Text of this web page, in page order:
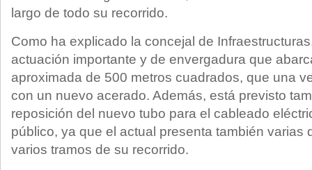
largo de todo su recorrido.
Como ha explicado la concejal de
actuación importante y de envergadura que
aproximada de 500 metros cuadrados, que una
con un nuevo acerado. Además, está previsto
reposición del nuevo tubo para el cableado
público, ya que el actual presenta también varias
varios tramos de su recorrido.